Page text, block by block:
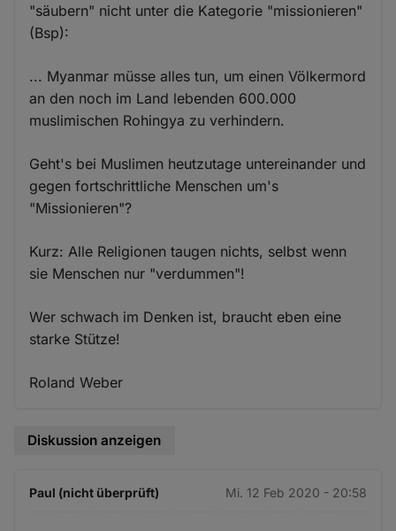
"säubern" nicht unter die Kategorie "missionieren"
(Bsp):
... Myanmar müsse alles tun, um einen Völkermord
an den noch im Land lebenden 600.000
muslimischen Rohingya zu verhindern.
Geht's bei Muslimen heutzutage untereinander und
gegen fortschrittliche Menschen um's
"Missionieren"?
Kurz: Alle Religionen taugen nichts, selbst wenn
sie Menschen nur "verdummen"!
Wer schwach im Denken ist, braucht eben eine
starke Stütze!
Roland Weber
Diskussion anzeigen
Paul (nicht überprüft) Mi. 12 Feb 2020 - 20:58